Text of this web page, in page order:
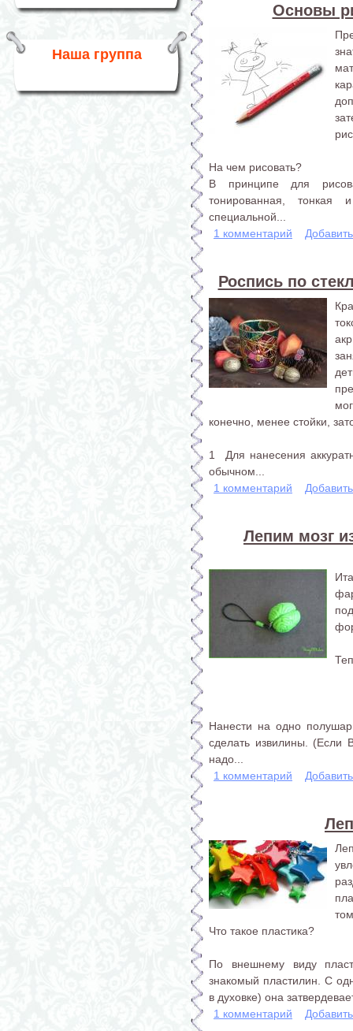
Наша группа
Основы
На чем рисовать?
В принципе для
тонированная,
специальной...
1 комментарий
Роспись по
конечно, менее стойки,
1 Для нанесения
обычном...
1 комментарий
Лепим мозг
Нанести на одно
сделать извилины. (Если
надо...
1 комментарий
Что такое пластика?
По внешнему виду
знакомый пластилин. С
в духовке) она
1 комментарий